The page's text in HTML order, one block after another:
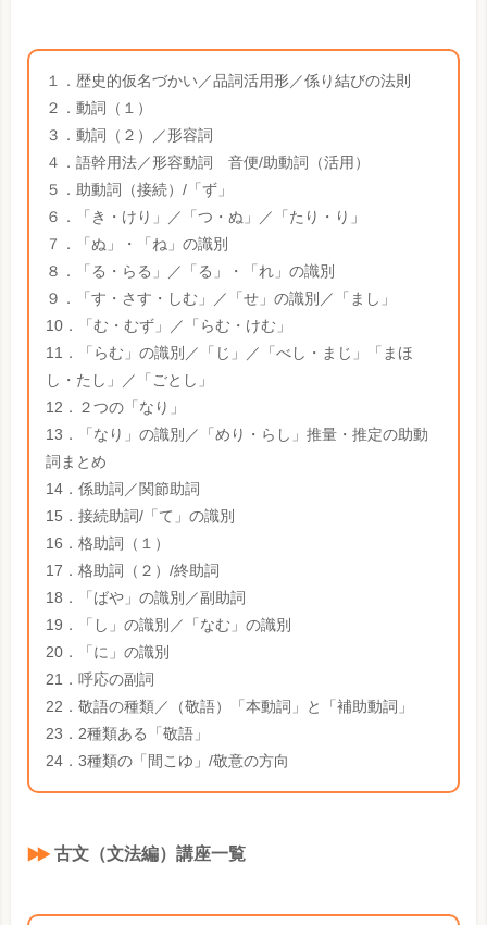
１．歴史的仮名づかい／品詞活用形／係り結びの法則
２．動詞（１）
３．動詞（２）／形容詞
４．語幹用法／形容動詞 音便/助動詞（活用）
５．助動詞（接続）/「ず」
６．「き・けり」／「つ・ぬ」／「たり・り」
７．「ぬ」・「ね」の識別
８．「る・らる」／「る」・「れ」の識別
９．「す・さす・しむ」／「せ」の識別／「まし」
10．「む・むず」／「らむ・けむ」
11．「らむ」の識別／「じ」／「べし・まじ」「まほ
し・たし」／「ごとし」
12．２つの「なり」
13．「なり」の識別／「めり・らし」推量・推定の助動
詞まとめ
14．係助詞／関節助詞
15．接続助詞/「て」の識別
16．格助詞（１）
17．格助詞（２）/終助詞
18．「ばや」の識別／副助詞
19．「し」の識別／「なむ」の識別
20．「に」の識別
21．呼応の副詞
22．敬語の種類／（敬語）「本動詞」と「補助動詞」
23．2種類ある「敬語」
24．3種類の「間こゆ」/敬意の方向
古文（文法編）講座一覧